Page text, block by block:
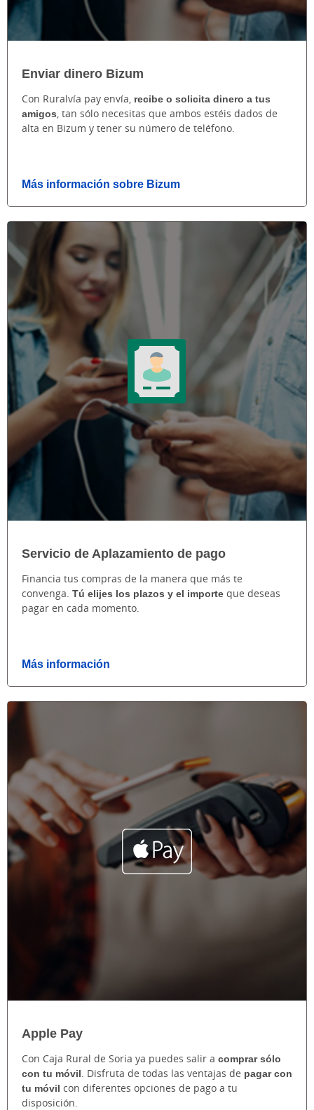
Enviar dinero Bizum
Con Ruralvía pay envía, recibe o solicita dinero a tus
amigos , tan sólo necesitas que ambos estéis dados de
alta en Bizum y tener su número de teléfono.
Más información sobre Bizum
Servicio de Aplazamiento de pago
Financia tus compras de la manera que más te
convenga. Tú elijes los plazos y el importe que deseas
pagar en cada momento.
Más información
Apple Pay
Con Caja Rural de Soria ya puedes salir a comprar sólo
con tu móvil . Disfruta de todas las ventajas de pagar con
tu móvil con diferentes opciones de pago a tu
disposición.